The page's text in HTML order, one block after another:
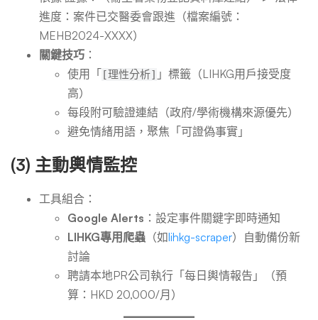
進度：案件已交醫委會跟進（檔案編號：
MEHB2024-XXXX）
關鍵技巧 ：
使用「 [理性分析] 」標籤（LIHKG用戶接受度
高）
每段附可驗證連結（政府/學術機構來源優先）
避免情緒用語，聚焦「可證偽事實」
(3) 主動輿情監控
工具組合：
Google Alerts ：設定事件關鍵字即時通知
LIHKG專用爬蟲 （如lihkg-scraper）自動備份新
討論
聘請本地PR公司執行「每日輿情報告」（預
算：HKD 20,000/月）